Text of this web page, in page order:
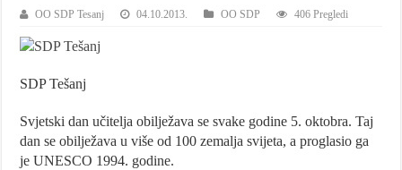
OO SDP Tesanj 04.10.2013. OO SDP 406 Pregledi
SDP Tešanj
Svjetski dan učitelja obilježava se svake godine 5. oktobra. Taj
dan se obilježava u više od 100 zemalja svijeta, a proglasio ga
je UNESCO 1994. godine.